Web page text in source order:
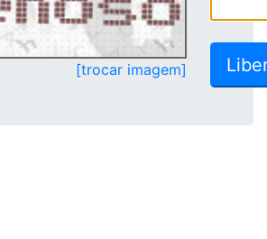
[trocar imagem]